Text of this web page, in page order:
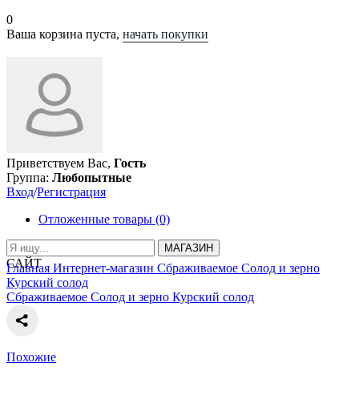
0
Ваша корзина пуста, начать покупки
Приветствуем Вас, Гость
Группа: Любопытные
Вход/Регистрация
Отложенные товары (0)
МАГАЗИН
САЙТ
Главная Интернет-магазин Сбраживаемое Солод и зерно
Курский солод
Сбраживаемое Солод и зерно Курский солод
Похожие